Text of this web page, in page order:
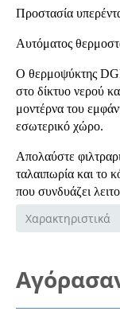
Προστασία
Αυτόματος
Ο θερμοψύκτης
στο δίκτυο νερού
μοντέρνα του
εσωτερικό χώρο.
Απολαύστε
ταλαιπωρία και το
που συνδυάζει
Χαρακτηριστικά